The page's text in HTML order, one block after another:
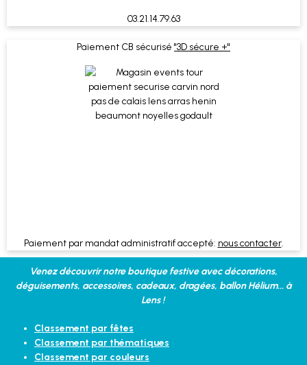
03.21.14.79.63
Paiement CB sécurisé "3D sécure +"
Paiement par mandat administratif accepté: nous contacter.
Venez découvrir notre boutique festive avec décorations,
déguisements, accessoires, cadeaux, dragées, ballon Hélium... à
Lens !
Classement par fêtes
Classement par thématiques
Classement par couleurs